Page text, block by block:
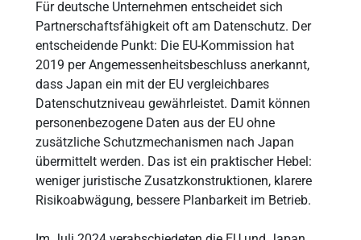
Für deutsche Unternehmen entscheidet sich
Partnerschaftsfähigkeit oft am Datenschutz. Der
entscheidende Punkt: Die EU-Kommission hat
2019 per Angemessenheitsbeschluss anerkannt,
dass Japan ein mit der EU vergleichbares
Datenschutzniveau gewährleistet. Damit können
personenbezogene Daten aus der EU ohne
zusätzliche Schutzmechanismen nach Japan
übermittelt werden. Das ist ein praktischer Hebel:
weniger juristische Zusatzkonstruktionen, klarere
Risikoabwägung, bessere Planbarkeit im Betrieb.